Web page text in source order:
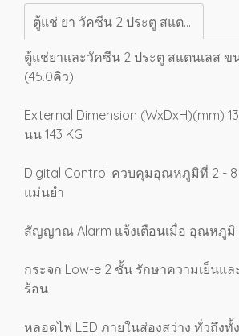
ตู้แช่ ยา วัคซีน 2 ประตู สแตนเลส 45 Q
ตู้แช่ยาและวัคซีน 2 ประตู สแตนเลส ข
(45.0คิว)
External Dimension (WxDxH)(mm)
นน 143 KG
Digital Control ควบคุมอุณหภูมิที่ 2 - 8
แม่นยำ
สัญญาณ Alarm แจ้งเตือนเมื่อ อุณหภูมิ
กระจก Low-e 2 ชั้น รักษาความเย็นแ
ร้อน
หลอดไฟ LED ภายในส่องสว่าง ทั่วถึงทั้